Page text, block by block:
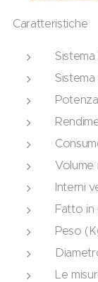
Caratteristiche
Volume
Interni
Fatto in
Peso
Le